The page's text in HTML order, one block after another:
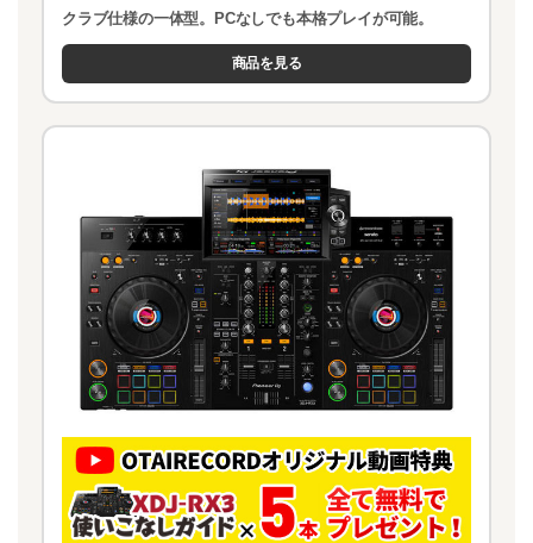
クラブ仕様の一体型。PCなしでも本格プレイが可能。
商品を見る